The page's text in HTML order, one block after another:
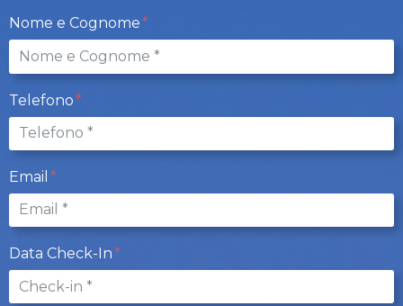
Nome e Cognome
Telefono
Email
Data Check-In